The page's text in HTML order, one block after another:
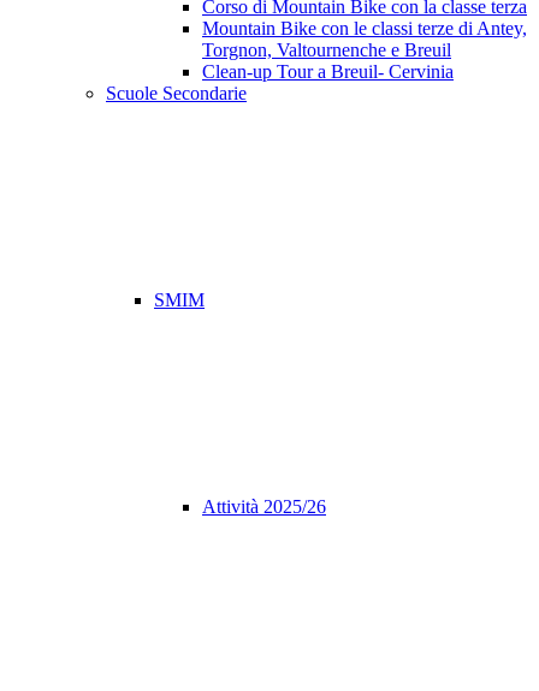
Corso di Mountain Bike con la classe terza
Mountain Bike con le classi terze di Antey,
Torgnon, Valtournenche e Breuil
Clean-up Tour a Breuil- Cervinia
Scuole Secondarie
SMIM
Attività 2025/26